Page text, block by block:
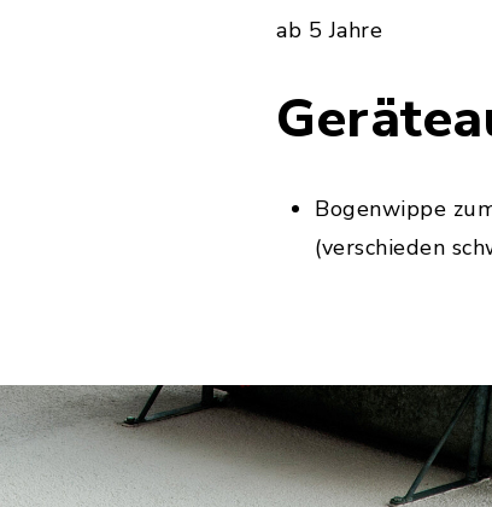
ab 5 Jahre
Bogenwippe
(verschieden